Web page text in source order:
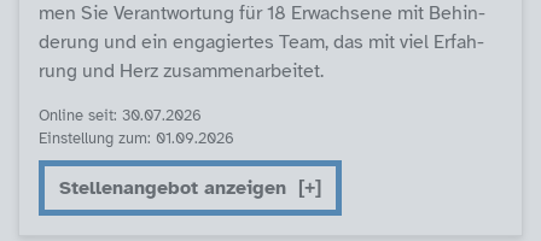
men Sie Ver­ant­wor­tung für 18 Er­wach­se­ne mit Be­hin­
de­rung und ein en­ga­gier­tes Team, das mit viel Er­fah­
rung und Herz zu­sam­men­ar­bei­tet.
Online seit: 30.07.2026
Einstellung zum: 01.09.2026
Stellenangebot anzeigen